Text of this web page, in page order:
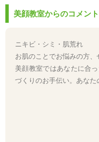
美顔教室からのコメント
ニキビ・シミ・肌荒れ
お肌のことでお悩みの方、
美顔教室ではあなたに合
づくりのお手伝い。あなた